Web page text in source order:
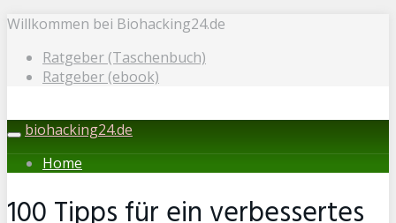
Skip
main
content
Willkommen bei Biohacking24.de
Ratgeber (Taschenbuch)
Ratgeber (ebook)
Toggle
navigation
biohacking24.de
Home